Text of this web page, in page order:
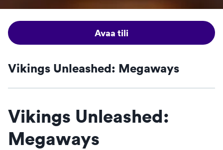
Avaa tili
Vikings Unleashed: Megaways
Vikings Unleashed:
Megaways